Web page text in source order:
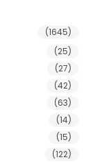
(1645)
(25)
(27)
(42)
(63)
(14)
(15)
(122)